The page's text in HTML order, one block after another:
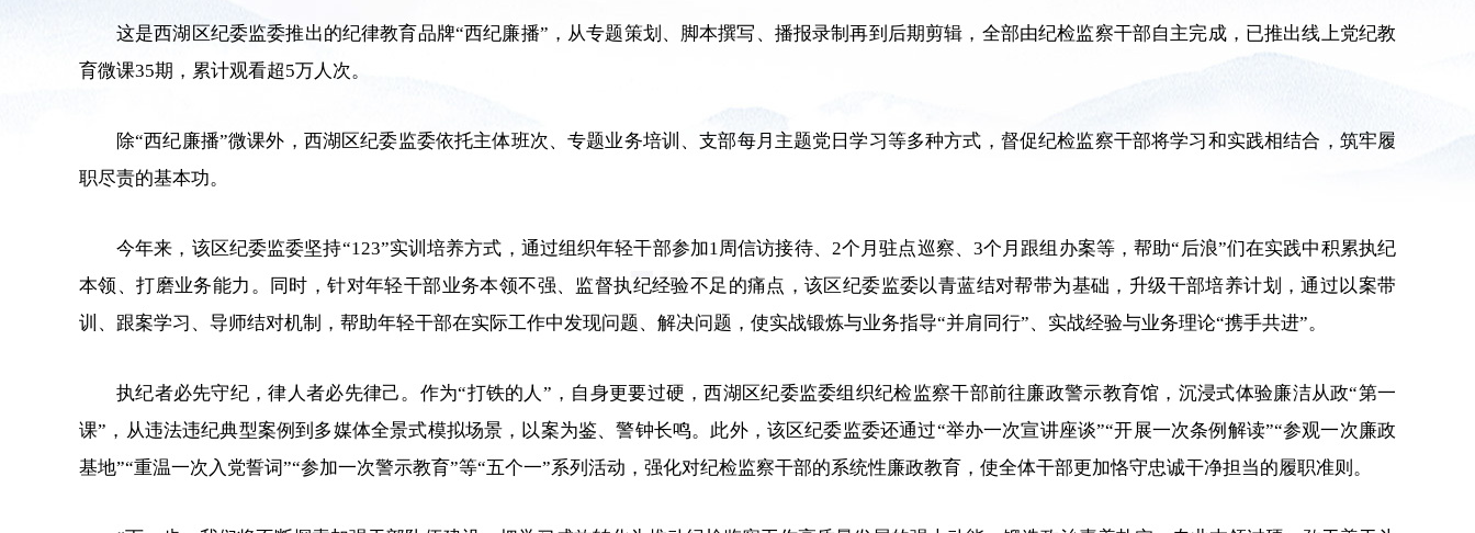
这是西湖区纪委监委推出的纪律教育品牌“西纪廉播”，从专题策划、脚本撰写、播报录制再到后期剪辑，全部由纪检监察干部自主完成，已推出线上党纪教
育微课35期，累计观看超5万人次。
除“西纪廉播”微课外，西湖区纪委监委依托主体班次、专题业务培训、支部每月主题党日学习等多种方式，督促纪检监察干部将学习和实践相结合，筑牢履
职尽责的基本功。
今年来，该区纪委监委坚持“123”实训培养方式，通过组织年轻干部参加1周信访接待、2个月驻点巡察、3个月跟组办案等，帮助“后浪”们在实践中积累执纪
本领、打磨业务能力。同时，针对年轻干部业务本领不强、监督执纪经验不足的痛点，该区纪委监委以青蓝结对帮带为基础，升级干部培养计划，通过以案带
训、跟案学习、导师结对机制，帮助年轻干部在实际工作中发现问题、解决问题，使实战锻炼与业务指导“并肩同行”、实战经验与业务理论“携手共进”。
执纪者必先守纪，律人者必先律己。作为“打铁的人”，自身更要过硬，西湖区纪委监委组织纪检监察干部前往廉政警示教育馆，沉浸式体验廉洁从政“第一
课”，从违法违纪典型案例到多媒体全景式模拟场景，以案为鉴、警钟长鸣。此外，该区纪委监委还通过“举办一次宣讲座谈”“开展一次条例解读”“参观一次廉政
基地”“重温一次入党誓词”“参加一次警示教育”等“五个一”系列活动，强化对纪检监察干部的系统性廉政教育，使全体干部更加恪守忠诚干净担当的履职准则。